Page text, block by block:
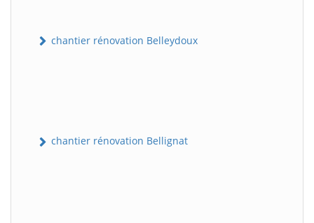
chantier rénovation Belleydoux
chantier rénovation Bellignat